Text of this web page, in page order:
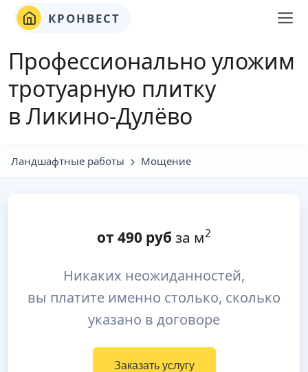
КРОНВЕСТ
Профессионально уложим
тротуарную плитку
в Ликино-Дулёво
Ландшафтные работы Мощение
от 490 руб за м2
Никаких неожиданностей,
вы платите именно столько, сколько
указано в договоре
Заказать услугу